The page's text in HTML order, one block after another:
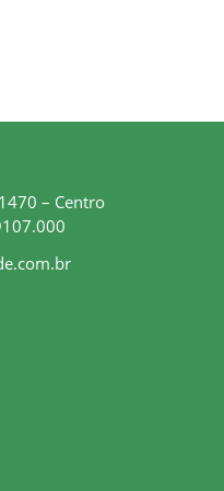
– Centro